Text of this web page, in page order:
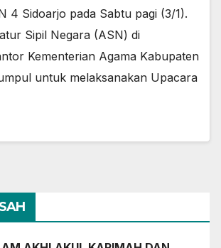
4 Sidoarjo pada Sabtu pagi (3/1).
Sipil Negara (ASN) di
Kementerian Agama Kabupaten
untuk melaksanakan Upacara